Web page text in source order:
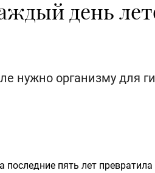
день
нужно организму для
последние пять лет